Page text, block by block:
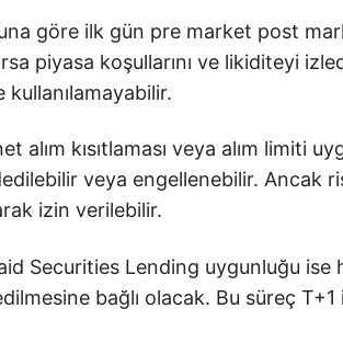
göre ilk gün pre market post
piyasa koşullarını ve likiditeyi
alım kısıtlaması veya alım limiti
veya engellenebilir. Ancak
izin verilebilir.
Securities Lending uygunluğu
bağlı olacak. Bu süreç